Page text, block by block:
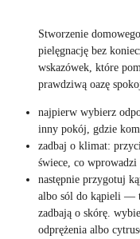
Stworzenie
pielęgnację bez
wskazówek, które
prawdziwą oazę
najpierw wybierz
inny pokój, gdzie
zadbaj o klimat:
świece, co wprowadzi
następnie przygotuj
albo sól do kąpieli —
zadbają o skórę.
odprężenia albo